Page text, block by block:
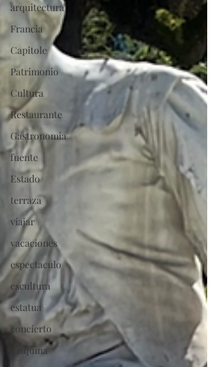
arquitectura
Francia
Capitole
Patrimonio
Cultura
Restaurante
Gastronomia
fuente
Estado
terraza
viajar
vacaciones
espectaculo
escultura
estatua
concierto
maquina